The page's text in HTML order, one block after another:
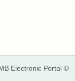
Electronic Portal ©